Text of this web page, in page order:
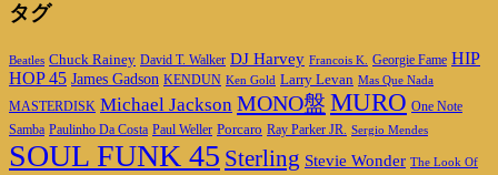
タグ
Beatles Chuck Rainey David T. Walker DJ Harvey Francois K. Georgie Fame HIP
HOP 45 James Gadson KENDUN Ken Gold Larry Levan Mas Que Nada
MASTERDISK Michael Jackson MONO盤 MURO One Note
Samba Paulinho Da Costa Paul Weller Porcaro Ray Parker JR. Sergio Mendes
SOUL FUNK 45 Sterling Stevie Wonder The Look Of